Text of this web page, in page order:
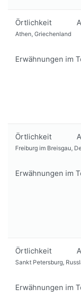
Örtlichkeit
Athen, Griechenland
Erwähnungen im
Örtlichkeit
Freiburg im Breisgau,
Erwähnungen im
Örtlichkeit
Sankt Petersburg,
Erwähnungen im